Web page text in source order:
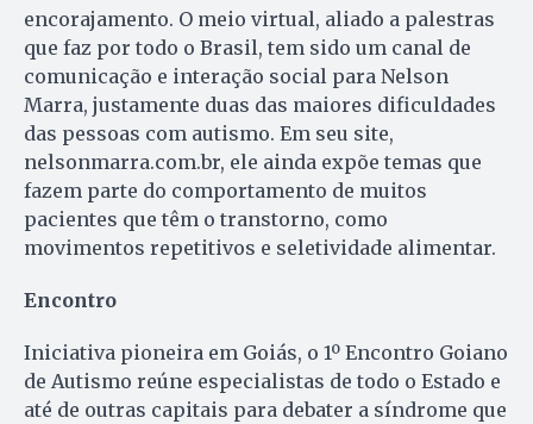
encorajamento. O meio virtual, aliado a palestras
que faz por todo o Brasil, tem sido um canal de
comunicação e interação social para Nelson
Marra, justamente duas das maiores dificuldades
das pessoas com autismo. Em seu site,
nelsonmarra.com.br, ele ainda expõe temas que
fazem parte do comportamento de muitos
pacientes que têm o transtorno, como
movimentos repetitivos e seletividade alimentar.
Encontro
Iniciativa pioneira em Goiás, o 1º Encontro Goiano
de Autismo reúne especialistas de todo o Estado e
até de outras capitais para debater a síndrome que